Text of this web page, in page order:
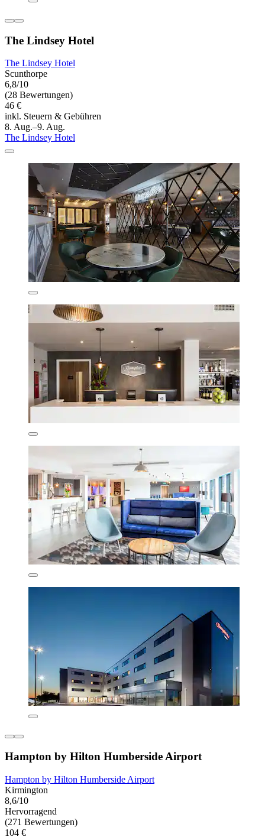
The Lindsey Hotel
The Lindsey Hotel
Scunthorpe
6,8/10
(28 Bewertungen)
46 €
inkl. Steuern & Gebühren
8. Aug.–9. Aug.
The Lindsey Hotel
Hampton by Hilton Humberside Airport
Hampton by Hilton Humberside Airport
Kirmington
8,6/10
Hervorragend
(271 Bewertungen)
104 €